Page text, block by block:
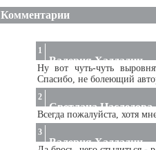
Комментарии
1
Валерия Хаддадин
Ну вот чуть-чуть
Спасибо, не болеющий
2
Светлана Наследова
Всегда пожалуйста, хотя
3
Валерия Хаддадин